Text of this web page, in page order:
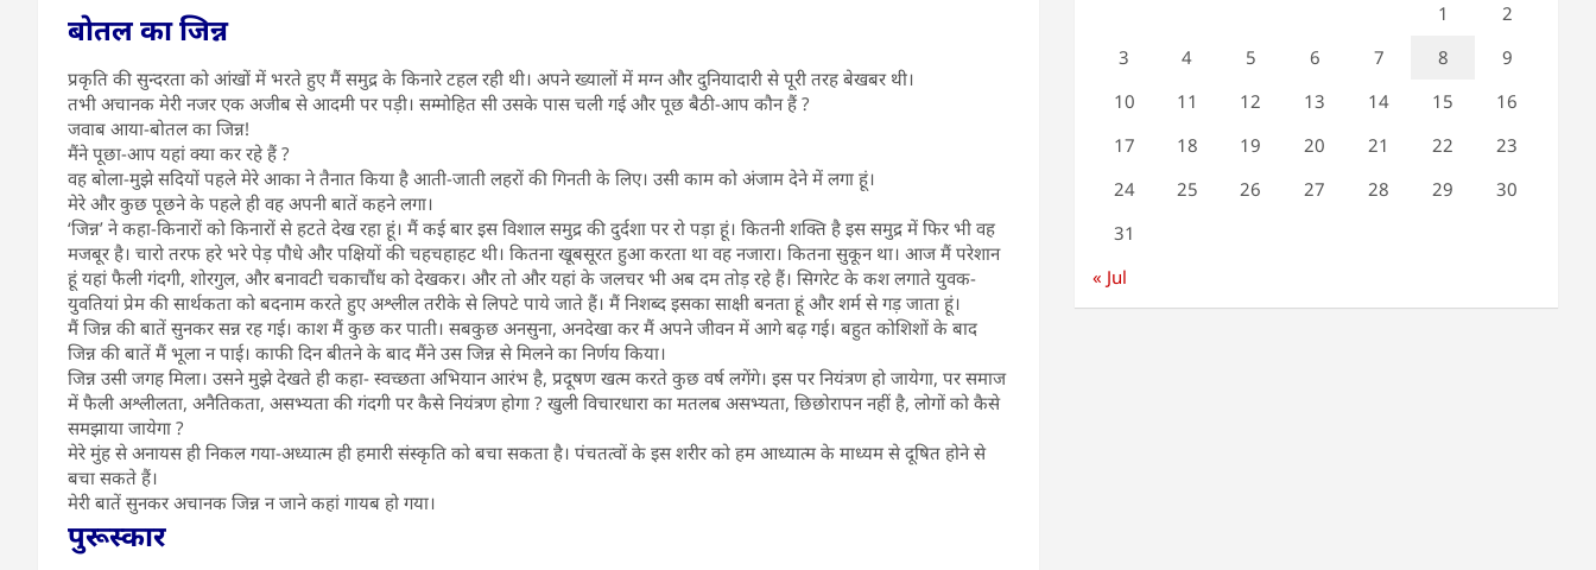
बोतल का जिन्न
प्रकृति की सुन्दरता को आंखों में भरते हुए मैं समुद्र के किनारे टहल रही थी। अपने ख्यालों में मग्न और दुनियादारी से पूरी तरह बेखबर थी।
तभी अचानक मेरी नजर एक अजीब से आदमी पर पड़ी। सम्मोहित सी उसके पास चली गई और पूछ बैठी-आप कौन हैं ?
जवाब आया-बोतल का जिन्न!
मैंने पूछा-आप यहां क्या कर रहे हैं ?
वह बोला-मुझे सदियों पहले मेरे आका ने तैनात किया है आती-जाती लहरों की गिनती के लिए। उसी काम को अंजाम देने में लगा हूं।
मेरे और कुछ पूछने के पहले ही वह अपनी बातें कहने लगा।
‘जिन्न’ ने कहा-किनारों को किनारों से हटते देख रहा हूं। मैं कई बार इस विशाल समुद्र की दुर्दशा पर रो पड़ा हूं। कितनी शक्ति है इस समुद्र में फिर भी वह
मजबूर है। चारो तरफ हरे भरे पेड़ पौधे और पक्षियों की चहचहाहट थी। कितना खूबसूरत हुआ करता था वह नजारा। कितना सुकून था। आज मैं परेशान
हूं यहां फैली गंदगी, शोरगुल, और बनावटी चकाचौंध को देखकर। और तो और यहां के जलचर भी अब दम तोड़ रहे हैं। सिगरेट के कश लगाते युवक-
युवतियां प्रेम की सार्थकता को बदनाम करते हुए अश्लील तरीके से लिपटे पाये जाते हैं। मैं निशब्द इसका साक्षी बनता हूं और शर्म से गड़ जाता हूं।
मैं जिन्न की बातें सुनकर सन्न रह गई। काश मैं कुछ कर पाती। सबकुछ अनसुना, अनदेखा कर मैं अपने जीवन में आगे बढ़ गई। बहुत कोशिशों के बाद
जिन्न की बातें मैं भूला न पाई। काफी दिन बीतने के बाद मैंने उस जिन्न से मिलने का निर्णय किया।
जिन्न उसी जगह मिला। उसने मुझे देखते ही कहा- स्वच्छता अभियान आरंभ है, प्रदूषण खत्म करते कुछ वर्ष लगेंगे। इस पर नियंत्रण हो जायेगा, पर समाज
में फैली अश्लीलता, अनैतिकता, असभ्यता की गंदगी पर कैसे नियंत्रण होगा ? खुली विचारधारा का मतलब असभ्यता, छिछोरापन नहीं है, लोगों को कैसे
समझाया जायेगा ?
मेरे मुंह से अनायस ही निकल गया-अध्यात्म ही हमारी संस्कृति को बचा सकता है। पंचतत्वों के इस शरीर को हम आध्यात्म के माध्यम से दूषित होने से
बचा सकते हैं।
मेरी बातें सुनकर अचानक जिन्न न जाने कहां गायब हो गया।
पुरूस्कार
1
2
3
4 5 6 7 8
9
10
11 12 13 14 15
16
17
18 19 20 21 22
23
24
25 26 27 28 29
30
31
« Jul